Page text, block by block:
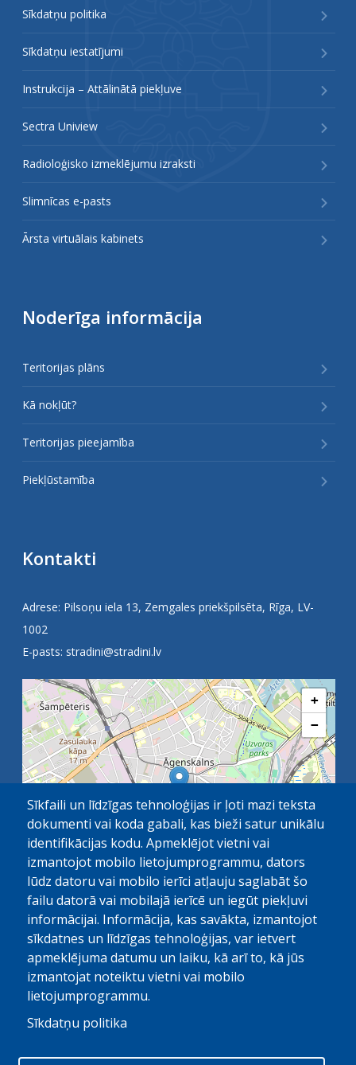
Sīkdatņu politika
Sīkdatņu iestatījumi
Instrukcija – Attālinātā piekļuve
Sectra Uniview
Radioloģisko izmeklējumu izraksti
Slimnīcas e-pasts
Ārsta virtuālais kabinets
Noderīga informācija
Teritorijas plāns
Kā nokļūt?
Teritorijas pieejamība
Piekļūstamība
Kontakti
Adrese: Pilsoņu iela 13, Zemgales priekšpilsēta, Rīga, LV-
1002
E-pasts: stradini@stradini.lv
+
−
1 km OpenStreetMap contributors
Visas tiesības aizsargātas. Pārpublicēšanas gadijumā atsauce
Sīkfaili un līdzīgas tehnoloģijas ir ļoti mazi teksta
dokumenti vai koda gabali, kas bieži satur unikālu
identifikācijas kodu. Apmeklējot vietni vai
izmantojot mobilo lietojumprogrammu, dators
lūdz datoru vai mobilo ierīci atļauju saglabāt šo
failu datorā vai mobilajā ierīcē un iegūt piekļuvi
informācijai. Informācija, kas savākta, izmantojot
sīkdatnes un līdzīgas tehnoloģijas, var ietvert
apmeklējuma datumu un laiku, kā arī to, kā jūs
izmantojat noteiktu vietni vai mobilo
lietojumprogrammu.
Sīkdatņu politika